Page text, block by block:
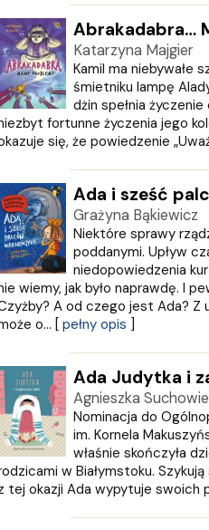
Abrakadabra…
Katarzyna Majgier
Kamil ma niebywałe
śmietniku lampę
dżin spełnia
fortunne życzenia jego
się, że powiedzenie
Ada i sześć
Grażyna Bąkiewicz
Niektóre sprawy
poddanymi. Upływ
niedopowiedzenia
wiemy, jak było naprawdę. I
A od czego jest Ada? Z
o... [ pełny opis ]
Ada Judytka i
Agnieszka
Nominacja do
im. Kornela
właśnie skończyła
w Białymstoku.
tej okazji Ada wypytuje swoich